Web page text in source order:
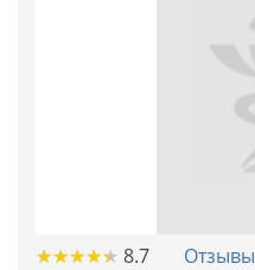
★★★★★
★★★★★ 8.7 Отзывы